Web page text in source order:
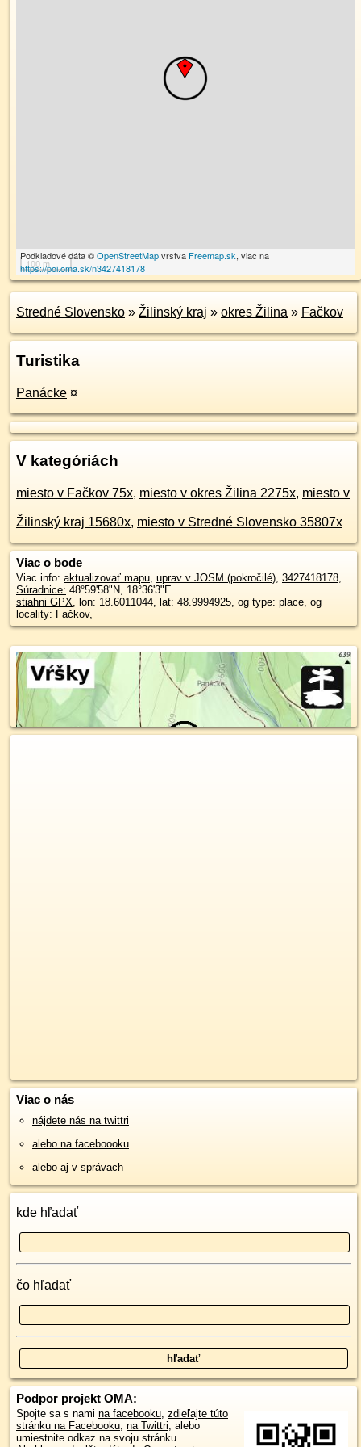
100 m
Podkladové dáta ©OpenStreetMapvrstva Freemap.sk, viac na
https://poi.oma.sk/n3427418178
Stredné Slovensko » Žilinský kraj » okres Žilina » Fačkov
Turistika
Panácke ¤
V kategóriách
miesto v Fačkov 75x, miesto v okres Žilina 2275x, miesto v
Žilinský kraj 15680x, miesto v Stredné Slovensko 35807x
Viac o bode
Viac info: aktualizovať mapu, uprav v JOSM (pokročilé), 3427418178,
Súradnice: 48°59'58"N, 18°36'3"E
stiahni GPX, lon: 18.6011044, lat: 48.9994925, og type: place, og
locality: Fačkov,
Viac o nás
nájdete nás na twittri
alebo na faceboooku
alebo aj v správach
kde hľadať
čo hľadať
Podpor projekt OMA:
Spojte sa s nami na facebooku, zdieľajte túto
stránku na Facebooku, na Twittri, alebo
umiestnite odkaz na svoju stránku.